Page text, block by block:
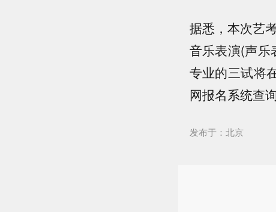
据悉，本次艺
音乐表演(声乐
专业的三试将
网报名系统查
发布于：北京